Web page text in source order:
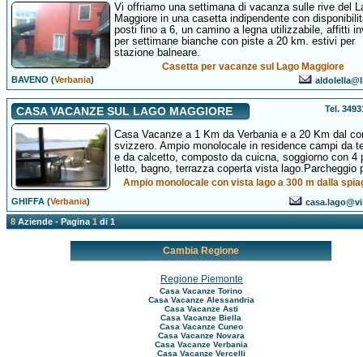
Vi offriamo una settimana di vacanza sulle rive del
Maggiore in una casetta indipendente con
posti fino a 6, un camino a legna utilizzabile, affitti
per settimane bianche con piste a 20 km. estivi per
stazione balneare.
Casetta per vacanze sul Lago Maggiore
BAVENO (Verbania)
CASA VACANZE SUL LAGO MAGGIORE Tel.
Casa Vacanze a 1 Km da Verbania e a 20 Km dal
svizzero. Ampio monolocale in residence campi da
e da calcetto, composto da cuicna, soggiorno con 4
letto, bagno, terrazza coperta vista lago.Parcheggio
Ampio monolocale con vista lago a 300 m dalla
GHIFFA (Verbania)
8Aziende - Pagina1di 1
Cambia Regione
Regione Piemonte
Casa Vacanze Torino
Casa Vacanze Alessandria
Casa Vacanze Asti
Casa Vacanze Biella
Casa Vacanze Cuneo
Casa Vacanze Novara
Casa Vacanze Verbania
Casa Vacanze Vercelli